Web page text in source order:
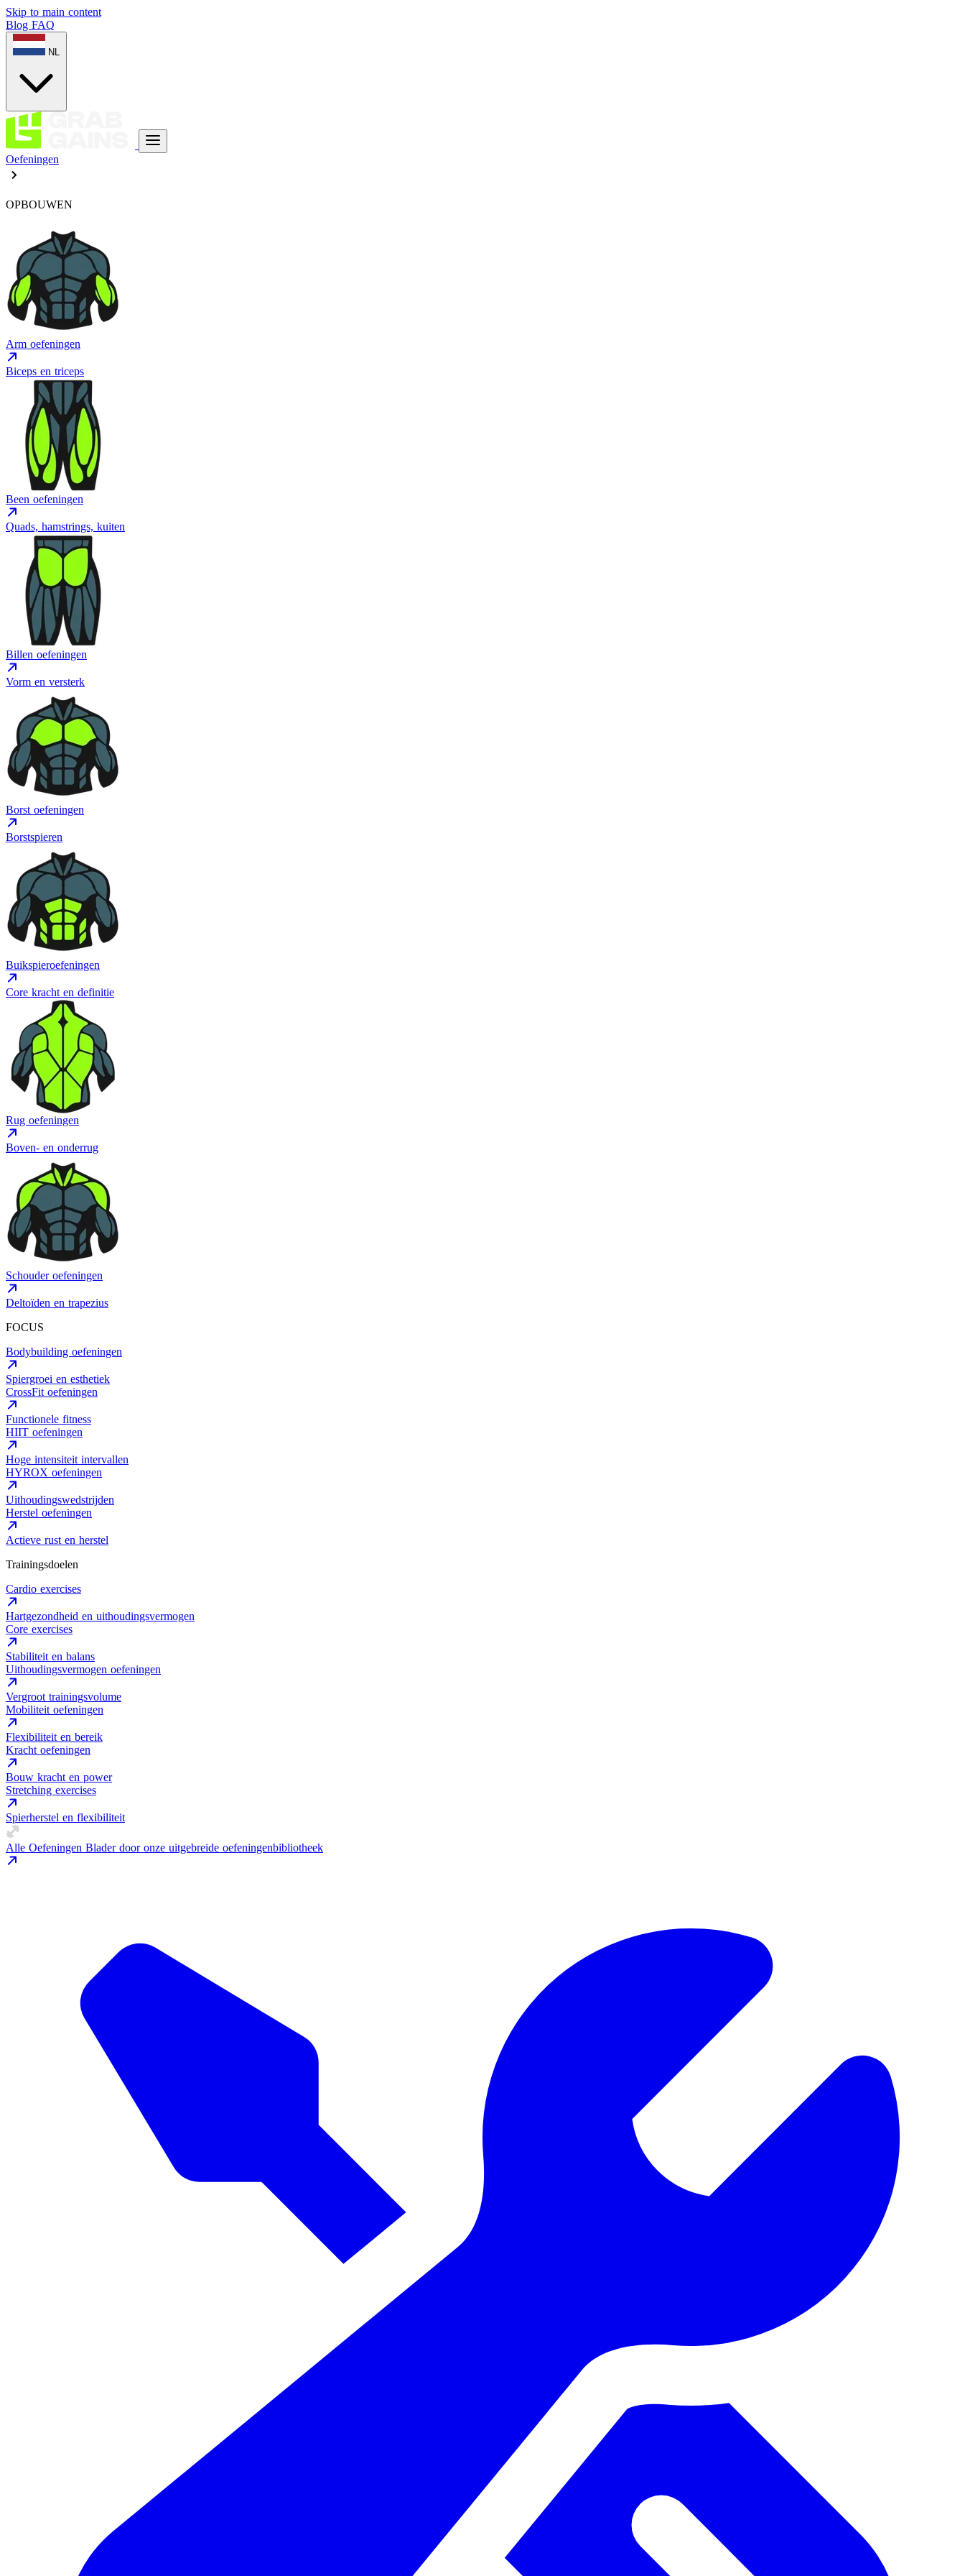
Skip to main content
Blog FAQ
NL
Oefeningen
OPBOUWEN
Arm oefeningen
Biceps en triceps
Been oefeningen
Quads, hamstrings, kuiten
Billen oefeningen
Vorm en versterk
Borst oefeningen
Borstspieren
Buikspieroefeningen
Core kracht en definitie
Rug oefeningen
Boven- en onderrug
Schouder oefeningen
Deltoïden en trapezius
FOCUS
Bodybuilding oefeningen
Spiergroei en esthetiek
CrossFit oefeningen
Functionele fitness
HIIT oefeningen
Hoge intensiteit intervallen
HYROX oefeningen
Uithoudingswedstrijden
Herstel oefeningen
Actieve rust en herstel
Trainingsdoelen
Cardio exercises
Hartgezondheid en uithoudingsvermogen
Core exercises
Stabiliteit en balans
Uithoudingsvermogen oefeningen
Vergroot trainingsvolume
Mobiliteit oefeningen
Flexibiliteit en bereik
Kracht oefeningen
Bouw kracht en power
Stretching exercises
Spierherstel en flexibiliteit
Alle Oefeningen Blader door onze uitgebreide oefeningenbibliotheek